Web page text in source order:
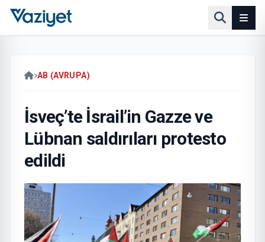
AB (AVRUPA)
İsveç’te İsrail’in Gazze ve
Lübnan saldırıları protesto
edildi